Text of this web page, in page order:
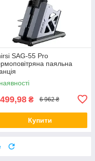
SAG-55 Pro
паяльна
₴ 6 962 ₴
Купити